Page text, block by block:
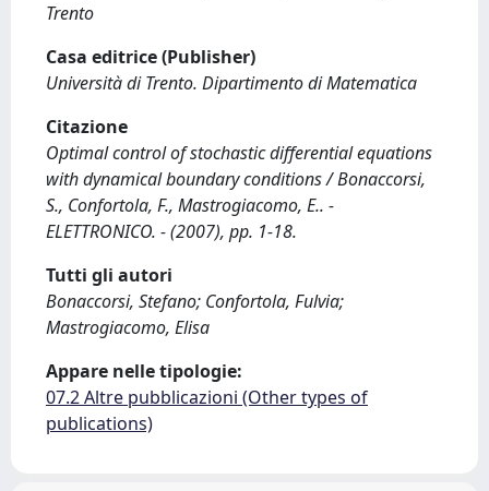
Trento
Casa editrice (Publisher)
Università di Trento. Dipartimento di Matematica
Citazione
Optimal control of stochastic differential equations
with dynamical boundary conditions / Bonaccorsi,
S., Confortola, F., Mastrogiacomo, E.. -
ELETTRONICO. - (2007), pp. 1-18.
Tutti gli autori
Bonaccorsi, Stefano; Confortola, Fulvia;
Mastrogiacomo, Elisa
Appare nelle tipologie:
07.2 Altre pubblicazioni (Other types of
publications)